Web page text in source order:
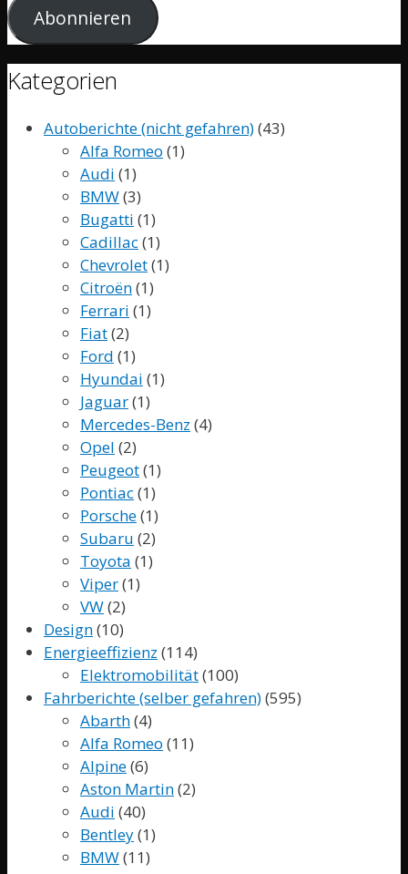
Abonnieren
Kategorien
Autoberichte (nicht gefahren)(43)
Alfa Romeo (1)
Audi (1)
BMW(3)
Bugatti (1)
Cadillac(1)
Chevrolet(1)
Citroën(1)
Ferrari (1)
Fiat(2)
Ford (1)
Hyundai (1)
Jaguar(1)
Mercedes-Benz (4)
Opel (2)
Peugeot(1)
Pontiac(1)
Porsche(1)
Subaru (2)
Toyota (1)
Viper(1)
VW(2)
Design(10)
Energieeffizienz (114)
Elektromobilität(100)
Fahrberichte (selber gefahren)(595)
Abarth(4)
Alfa Romeo (11)
Alpine(6)
Aston Martin(2)
Audi (40)
Bentley(1)
BMW(11)